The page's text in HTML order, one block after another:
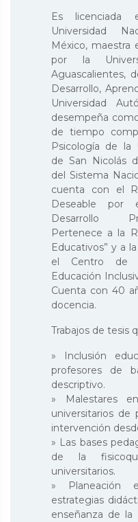
Es licenciada
Universidad
México, maestra
por la
Aguascalientes,
Desarrollo,
Universidad
desempeña
de tiempo
Psicología de la
de San Nicolás
del Sistema
cuenta con el
Deseable por
Desarrollo
Pertenece a la
Educativos” y a
el Centro de
Educación
Cuenta con 40
docencia.
Trabajos de tesis
» Inclusión
profesores de
descriptivo.
» Malestares
universitarios de
intervención
» Las bases
de la
universitarios.
» Planeación
estrategias
enseñanza de